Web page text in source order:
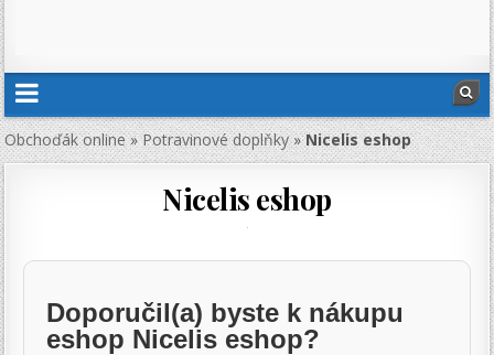
Obchoďák online»Potravinové doplňky»Nicelis eshop
Nicelis eshop
Doporučil(a) byste k nákupu
eshop Nicelis eshop?